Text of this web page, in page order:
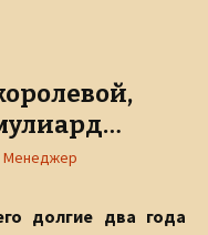
Менеджер
долгие два года